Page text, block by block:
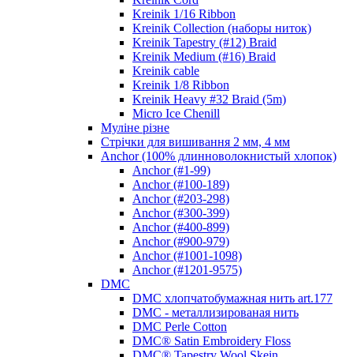
Kreinik 1/16 Ribbon
Kreinik Collection (наборы ниток)
Kreinik Tapestry (#12) Braid
Kreinik Medium (#16) Braid
Kreinik cable
Kreinik 1/8 Ribbon
Kreinik Heavy #32 Braid (5m)
Micro Ice Chenill
Муліне різне
Стрічки для вишивання 2 мм, 4 мм
Anchor (100% длинноволокнистый хлопок)
Anchor (#1-99)
Anchor (#100-189)
Anchor (#203-298)
Anchor (#300-399)
Anchor (#400-899)
Anchor (#900-979)
Anchor (#1001-1098)
Anchor (#1201-9575)
DMC
DMC хлопчатобумажная нить art.177
DMC - металлизированая нить
DMC Perle Cotton
DMC® Satin Embroidery Floss